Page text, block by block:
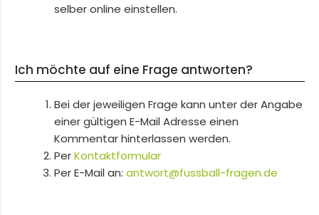
selber online einstellen.
Ich möchte auf eine Frage antworten?
Bei der jeweiligen Frage kann unter der Angabe
einer gültigen E-Mail Adresse einen
Kommentar hinterlassen werden.
PerKontaktformular
Per E-Mail an: antwort@fussball-fragen.de